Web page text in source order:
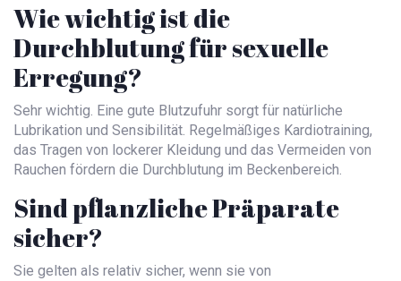
Wie wichtig ist die
Durchblutung für sexuelle
Erregung?
Sehr wichtig. Eine gute Blutzufuhr sorgt für natürliche
Lubrikation und Sensibilität. Regelmäßiges Kardiotraining,
das Tragen von lockerer Kleidung und das Vermeiden von
Rauchen fördern die Durchblutung im Beckenbereich.
Sind pflanzliche Präparate
sicher?
Sie gelten als relativ sicher, wenn sie von